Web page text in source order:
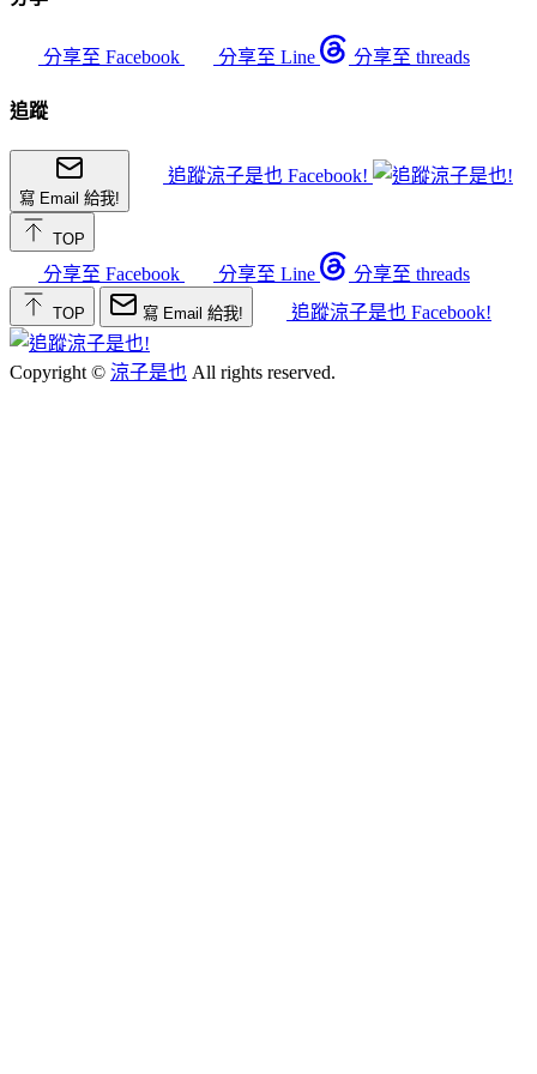
分享至 Facebook 分享至 Line 分享至 threads
追蹤
寫 Email 給我!
追蹤涼子是也 Facebook!
TOP
分享至 Facebook 分享至 Line 分享至 threads
TOP 寫 Email 給我! 追蹤涼子是也 Facebook!
Copyright © 涼子是也 All rights reserved.